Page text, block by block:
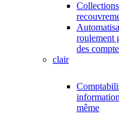
Collections
roulement
des
clair
même